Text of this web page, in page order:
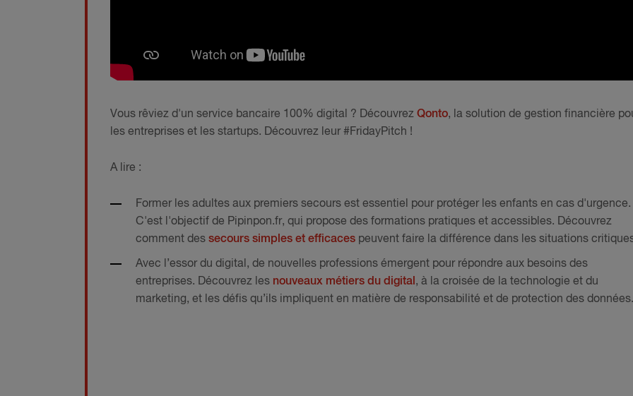
Vous rêviez d'un service bancaire 100% digital ? Découvrez Qonto, la solution de gestion financière
les entreprises et les startups. Découvrez leur #FridayPitch !
A lire :
Former les adultes aux premiers secours est essentiel pour protéger les enfants en cas d'urgence.
C'est l'objectif de Pipinpon.fr, qui propose des formations pratiques et accessibles. Découvrez
comment des secours simples et efficaces peuvent faire la différence dans les situations
Avec l’essor du digital, de nouvelles professions émergent pour répondre aux besoins des
entreprises. Découvrez les nouveaux métiers du digital , à la croisée de la technologie et du
marketing, et les défis qu’ils impliquent en matière de responsabilité et de protection des données.